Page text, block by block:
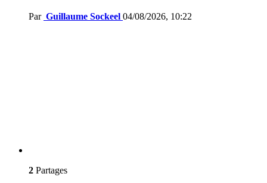
Par Guillaume Sockeel 04/08/2026, 10:22
2 Partages